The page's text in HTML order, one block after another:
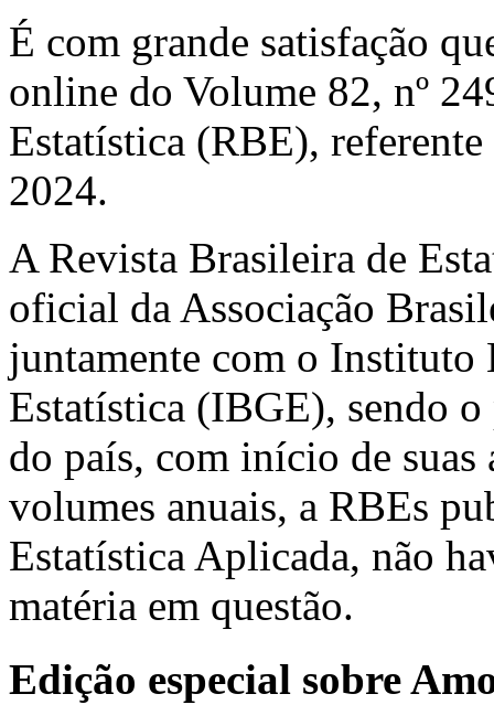
É com grande satisfação
online do Volume 82, nº
Estatística (RBE),
2024.
A Revista Brasileira de
oficial da Associação
juntamente com o Instituto
Estatística (IBGE), sendo
do país, com início de
volumes anuais, a RBEs
Estatística Aplicada, não
matéria em questão.
Edição especial sobre